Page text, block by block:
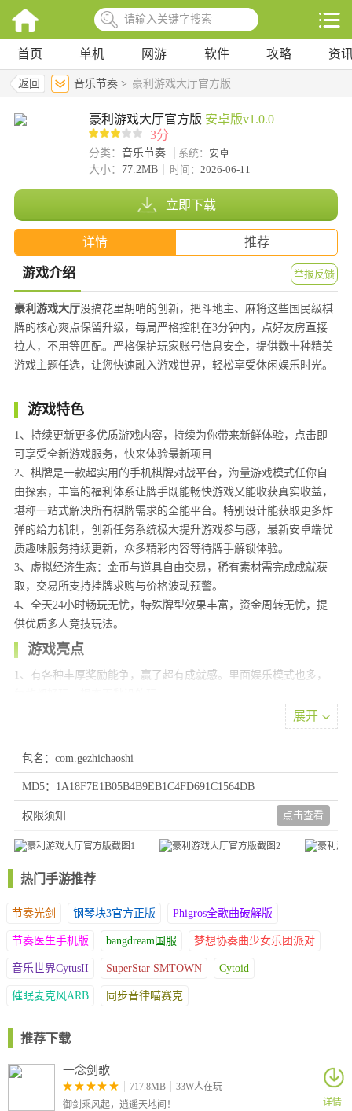
首页 单机 网游 软件 攻略 资
返回 音乐节奏 > 豪利游戏大厅官方版
豪利游戏大厅官方版 安卓版v1.0.0
3分
分类： 音乐节奏 系统： 安卓
大小： 77.2MB 时间： 2026-06-11
立即下载
详情 推荐
游戏介绍 举报反馈
豪利游戏大厅没搞花里胡哨的创新，把斗地主、麻将这些国民级棋
牌的核心爽点保留升级，每局严格控制在3分钟内，点好友房直接
拉人，不用等匹配。严格保护玩家账号信息安全，提供数十种精美
游戏主题任选，让您快速融入游戏世界，轻松享受休闲娱乐时光。
游戏特色
1、持续更新更多优质游戏内容，持续为你带来新鲜体验，点击即
可享受全新游戏服务，快来体验最新项目
2、棋牌是一款超实用的手机棋牌对战平台，海量游戏模式任你自
由探索，丰富的福利体系让牌手既能畅快游戏又能收获真实收益，
堪称一站式解决所有棋牌需求的全能平台。特别设计能获取更多炸
弹的给力机制，创新任务系统极大提升游戏参与感，最新安卓端优
质趣味服务持续更新，众多精彩内容等待牌手解锁体验。
3、虚拟经济生态：金币与道具自由交易，稀有素材需完成成就获
取，交易所支持挂牌求购与价格波动预警。
4、全天24小时畅玩无忧，特殊牌型效果丰富，资金周转无忧，提
供优质多人竞技玩法。
游戏亮点
1、有各种丰厚奖励能争，赢了超有成就感。里面娱乐模式也多，
2、横屏画面展示营造沉浸氛围，支持话费现金奖励兑换，聚合海
3、游戏规则简单直观，新手也能快速上手，精心设计的美术界面
带来震撼视觉效果，实时排行榜促进玩家实力比拼。
4、每日发放的丰厚礼包能助力玩家快速推进游戏进度，高清画质
带来舒适视觉感受，注册即可领取3元奖励并获得三次重新开始机
游戏优势
1、无论是休闲用户还是专业竞技者，平台都提供丰富选择以满足
趣。
2、全程与真实玩家实时对战，新手攻略暗藏神秘奖励，严格杜绝
3、严格遵循公平竞技原则，每日签到可领取实用道具奖励，免注
册设计让玩家快速开启游戏，丰厚金币奖池等你赢取。
人，支持好友联机对战，不间断的赛事活动随时可参与赢取奖励，
新用户注册即获专属入门教程指导。
展开
包名：com.gezhichaoshi
MD5：1A18F7E1B05B4B9EB1C4FD691C1564DB
权限须知 点击查看
热门手游推荐
节奏光剑 钢琴块3官方正版 Phigros全歌曲破解版
节奏医生手机版 bangdream国服 梦想协奏曲少女乐团派对
音乐世界CytusII SuperStar SMTOWN Cytoid
催眠麦克风ARB 同步音律喵赛克
推荐下载
一念剑歌
717.8MB
33W人在玩
御剑乘风起，逍遥天地间！
详情